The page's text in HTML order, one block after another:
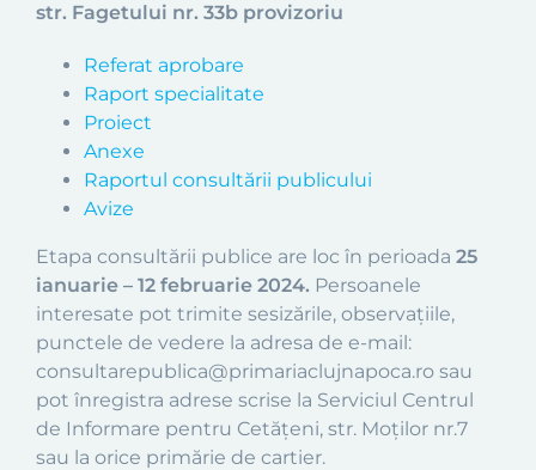
str. Fagetului nr. 33b provizoriu
Referat aprobare
Raport specialitate
Proiect
Anexe
Raportul consultării publicului
Avize
Etapa consultării publice are loc în perioada 25
ianuarie – 12 februarie 2024. Persoanele
interesate pot trimite sesizările, observațiile,
punctele de vedere la adresa de e-mail:
consultarepublica@primariaclujnapoca.ro sau
pot înregistra adrese scrise la Serviciul Centrul
de Informare pentru Cetățeni, str. Moților nr.7
sau la orice primărie de cartier.